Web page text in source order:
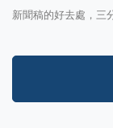
新聞稿的好去處，三